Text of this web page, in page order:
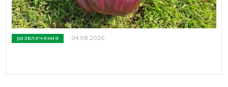
развлечения 04.08.2026